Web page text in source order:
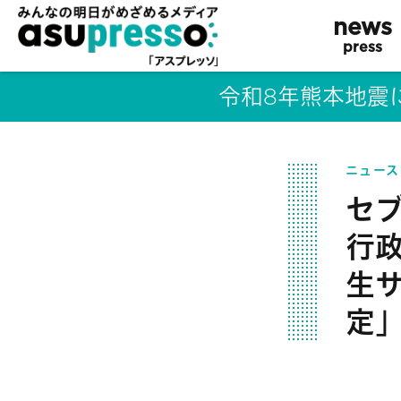
news
press
令和8年熊本地震
ニュー
セ
行
生
定